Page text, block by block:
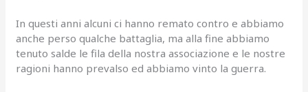
In questi anni alcuni ci hanno remato contro e abbiamo
anche perso qualche battaglia, ma alla fine abbiamo
tenuto salde le fila della nostra associazione e le nostre
ragioni hanno prevalso ed abbiamo vinto la guerra.